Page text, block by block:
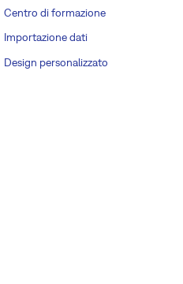
Centro di formazione
Importazione dati
Design personalizzato